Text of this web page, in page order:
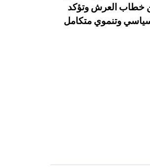
خطاب العرش وتؤكد
سياسي وتنموي متكامل